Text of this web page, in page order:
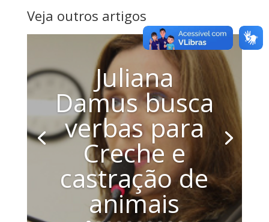
Veja outros artigos
Juliana
Damus busca
verbas para
Creche e
castração de
animais